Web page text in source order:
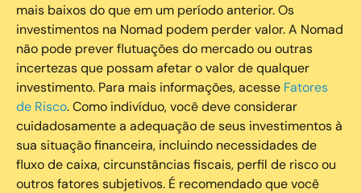
mais baixos do que em um período anterior. Os
investimentos na Nomad podem perder valor. A Nomad
não pode prever flutuações do mercado ou outras
incertezas que possam afetar o valor de qualquer
investimento. Para mais informações, acesse Fatores
de Risco. Como indivíduo, você deve considerar
cuidadosamente a adequação de seus investimentos à
sua situação financeira, incluindo necessidades de
fluxo de caixa, circunstâncias fiscais, perfil de risco ou
outros fatores subjetivos. É recomendado que você